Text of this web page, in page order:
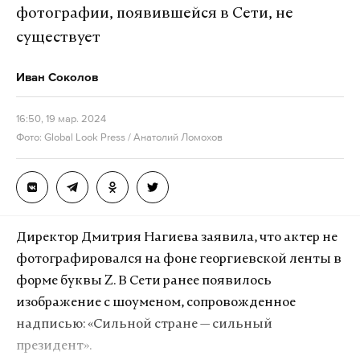
фотографии, появившейся в Сети, не
существует
Иван Соколов
16:50, 19 мар. 2024
Фото: Global Look Press / Анатолий Ломохов
Директор Дмитрия Нагиева заявила, что актер не
фотографировался на фоне георгиевской ленты в
форме буквы Z. В Сети ранее появилось
изображение с шоуменом, сопровожденное
надписью: «Сильной стране — сильный
президент».